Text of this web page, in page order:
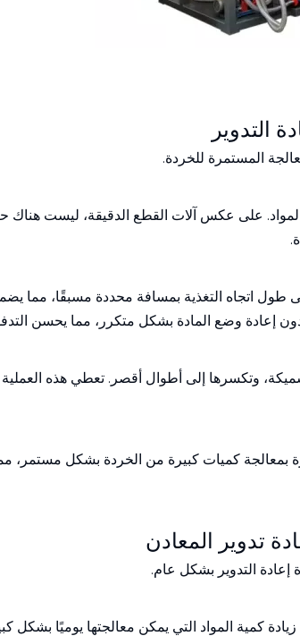
التدوير
المستمرة للخردة.
على عكس آلات القطع الدقيقة، ليست هناك
طول اتجاه التغذية بمسافة محددة مسبقًا، مما
إعادة وضع المادة بشكل متكرر، مما يحسن
وتكسرها إلى أطوال أقصر. تعطي هذه العملية
بمعالجة كميات كبيرة من الخردة بشكل مستمر،
تدوير المعادن
التدوير بشكل عام.
المواد التي يمكن معالجتها يوميًا بشكل